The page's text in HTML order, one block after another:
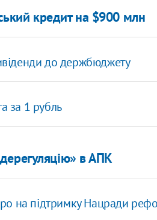
кредит на $900 млн
до держбюджету
за 1 рубль
в АПК
на підтримку Нацради